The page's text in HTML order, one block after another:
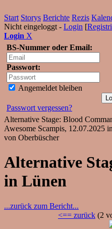
Start Storys Berichte Rezis
Nicht eingeloggt - Login [
Login X
BS-Nummer oder Email:
Passwort:
Angemeldet bleiben
Passwort vergessen?
Alternative Stage: Blood
Awesome Scampis, 12.07.2025
von Oberbüscher
Alternative
in Lünen
...zurück zum Bericht...
<== zurück (2